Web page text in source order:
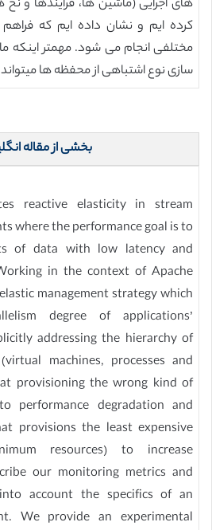
های اجرایی (ماشین ها، فرآیندها و
کرده ایم و نشان داده ایم که
مختلفی انجام می شود. مهمتر اینکه
سازی نوع اشتباهی از محفظه ها
بخشی از مقاله
reactive elasticity in stream
where the performance goal is to
of data with low latency and
in the context of Apache
management strategy which
degree of applications’
addressing the hierarchy of
machines, processes and
provisioning the wrong kind of
performance degradation and
provisions the least expensive
resources) to increase
our monitoring metrics and
account the specifics of an
We provide an experimental